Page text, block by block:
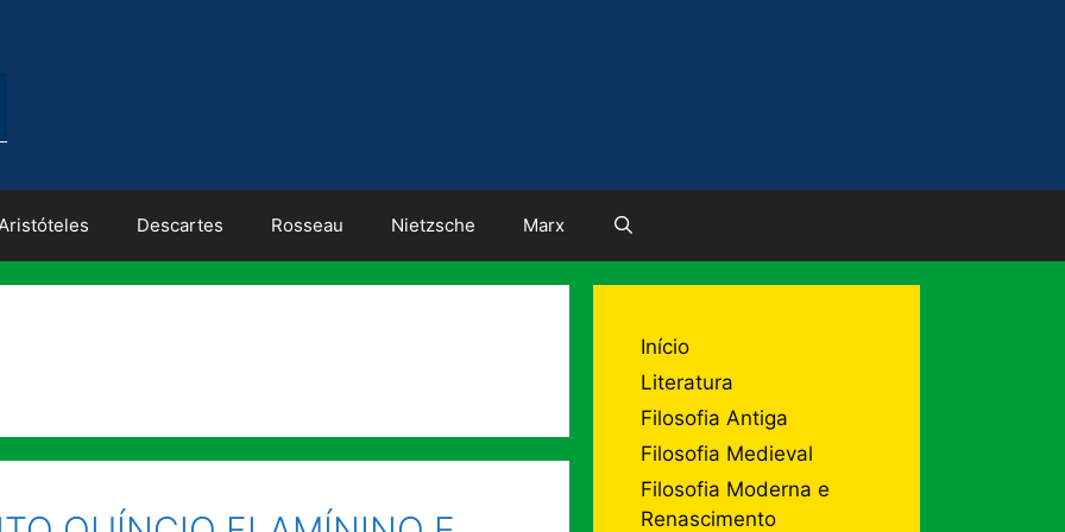
Descartes Rosseau Nietzsche Marx
Início
Literatura
Filosofia Antiga
Filosofia Medieval
Filosofia Moderna e
Renascimento